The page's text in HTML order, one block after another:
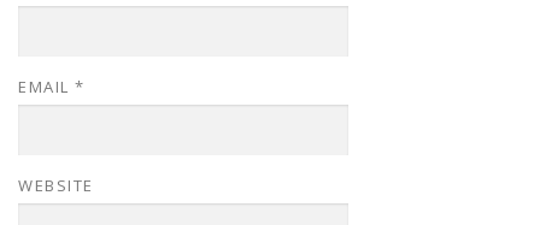
EMAIL *
WEBSITE